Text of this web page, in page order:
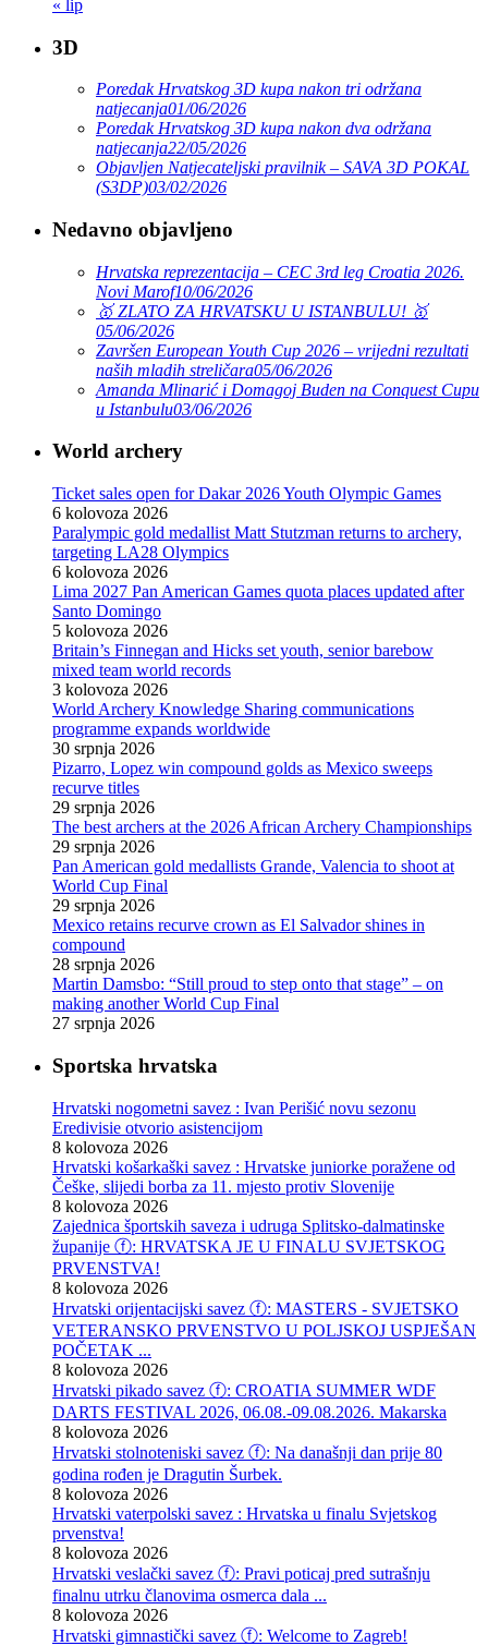
« lip
3D
Poredak Hrvatskog 3D kupa nakon tri održana
natjecanja01/06/2026
Poredak Hrvatskog 3D kupa nakon dva održana
natjecanja22/05/2026
Objavljen Natjecateljski pravilnik – SAVA 3D POKAL
(S3DP)03/02/2026
Nedavno objavljeno
Hrvatska reprezentacija – CEC 3rd leg Croatia 2026.
Novi Marof10/06/2026
🥇 ZLATO ZA HRVATSKU U ISTANBULU! 🥇
05/06/2026
Završen European Youth Cup 2026 – vrijedni rezultati
naših mladih streličara05/06/2026
Amanda Mlinarić i Domagoj Buden na Conquest Cupu
u Istanbulu03/06/2026
World archery
Ticket sales open for Dakar 2026 Youth Olympic Games
6 kolovoza 2026
Paralympic gold medallist Matt Stutzman returns to archery,
targeting LA28 Olympics
6 kolovoza 2026
Lima 2027 Pan American Games quota places updated after
Santo Domingo
5 kolovoza 2026
Britain’s Finnegan and Hicks set youth, senior barebow
mixed team world records
3 kolovoza 2026
World Archery Knowledge Sharing communications
programme expands worldwide
30 srpnja 2026
Pizarro, Lopez win compound golds as Mexico sweeps
recurve titles
29 srpnja 2026
The best archers at the 2026 African Archery Championships
29 srpnja 2026
Pan American gold medallists Grande, Valencia to shoot at
World Cup Final
29 srpnja 2026
Mexico retains recurve crown as El Salvador shines in
compound
28 srpnja 2026
Martin Damsbo: “Still proud to step onto that stage” – on
making another World Cup Final
27 srpnja 2026
Sportska hrvatska
Hrvatski nogometni savez : Ivan Perišić novu sezonu
Eredivisie otvorio asistencijom
8 kolovoza 2026
Hrvatski košarkaški savez : Hrvatske juniorke poražene od
Češke, slijedi borba za 11. mjesto protiv Slovenije
8 kolovoza 2026
Zajednica športskih saveza i udruga Splitsko-dalmatinske
županije ⓕ: HRVATSKA JE U FINALU SVJETSKOG
PRVENSTVA!
8 kolovoza 2026
Hrvatski orijentacijski savez ⓕ: MASTERS - SVJETSKO
VETERANSKO PRVENSTVO U POLJSKOJ USPJEŠAN
POČETAK ...
8 kolovoza 2026
Hrvatski pikado savez ⓕ: CROATIA SUMMER WDF
DARTS FESTIVAL 2026, 06.08.-09.08.2026. Makarska
8 kolovoza 2026
Hrvatski stolnoteniski savez ⓕ: Na današnji dan prije 80
godina rođen je Dragutin Šurbek.
8 kolovoza 2026
Hrvatski vaterpolski savez : Hrvatska u finalu Svjetskog
prvenstva!
8 kolovoza 2026
Hrvatski veslački savez ⓕ: Pravi poticaj pred sutrašnju
finalnu utrku članovima osmerca dala ...
8 kolovoza 2026
Hrvatski gimnastički savez ⓕ: Welcome to Zagreb!